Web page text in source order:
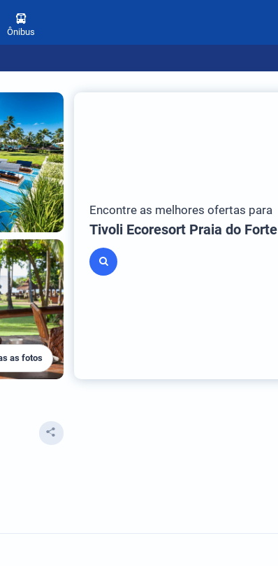
Ônibus
as fotos
Encontre as melhores ofertas para
Tivoli Ecoresort Praia do Forte